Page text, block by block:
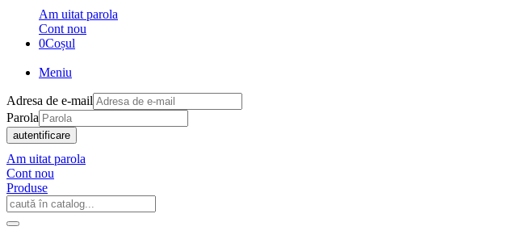
Am uitat parola
Cont nou
0Coșul
Meniu
Adresa de e-mail
Parola
autentificare
Am uitat parola
Cont nou
Produse